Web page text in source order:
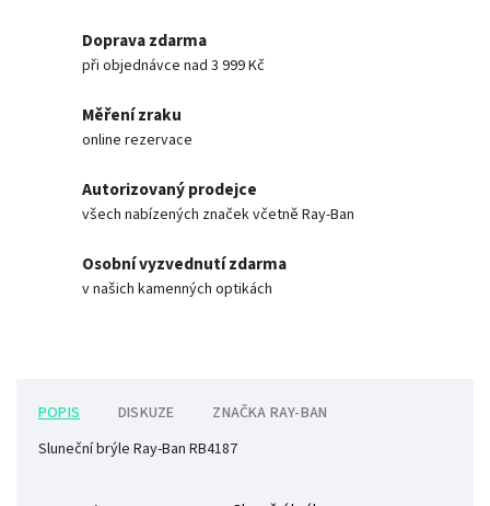
Doprava zdarma
při objednávce nad 3 999 Kč
Měření zraku
online rezervace
Autorizovaný prodejce
všech nabízených značek včetně Ray-Ban
Osobní vyzvednutí zdarma
v našich kamenných optikách
POPIS DISKUZE ZNAČKA RAY-BAN
Sluneční brýle Ray-Ban RB4187